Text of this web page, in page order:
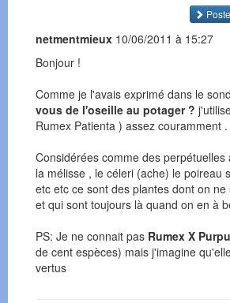
netmentmieux 10/06/2011 à 15:27
Bonjour !
Comme je l'avais exprimé dans le
vous de l'oseille au potager ?
Rumex Patienta ) assez couramment .
Considérées comme des perpétuelles
la mélisse , le céleri (ache) le poireau
etc etc ce sont des plantes dont on
et qui sont toujours là quand on en à
PS: Je ne connait pas Rumex X
de cent espèces) mais j'imagine
vertus